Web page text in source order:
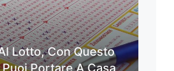
Lotto, Con Questo
Portare A Casa